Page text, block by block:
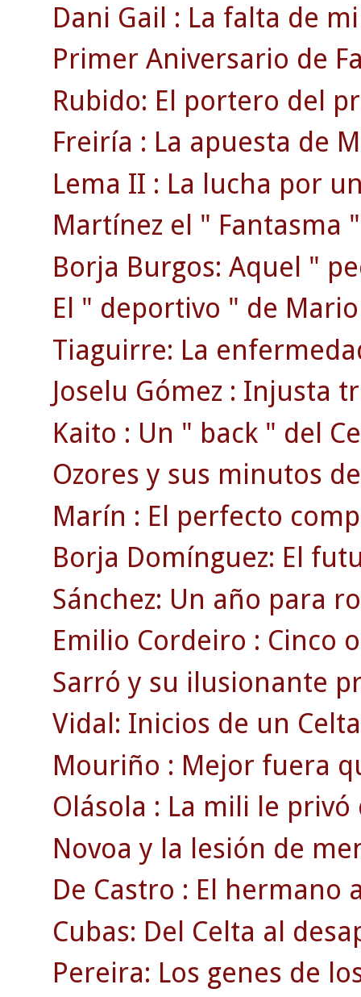
Dani Gail : La falta de
Primer Aniversario de
Rubido: El portero del
Freiría : La apuesta de
Lema II : La lucha por
Martínez el " Fantasma
Borja Burgos: Aquel "
El " deportivo " de
Tiaguirre: La
Joselu Gómez : Injusta
Kaito : Un " back " del
Ozores y sus minutos
Marín : El perfecto
Borja Domínguez: El
Sánchez: Un año para
Emilio Cordeiro : Cinco
Sarró y su ilusionante
Vidal: Inicios de un
Mouriño : Mejor fuera
Olásola : La mili le
Novoa y la lesión de
De Castro : El hermano
Cubas: Del Celta al
Pereira: Los genes de